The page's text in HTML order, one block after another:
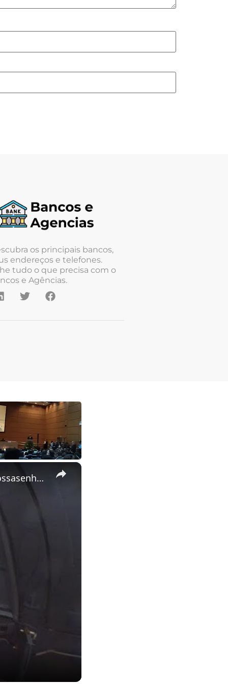
os principais bancos,
endereços e telefones.
tudo o que precisa com o
e Agências.
×
Oração do Santo Teço pelo Rio Grande do Sul #riograndesul #nossasenhora